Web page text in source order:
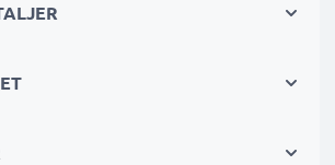
därför de levereras med 3 års
fotografers kameraväskor